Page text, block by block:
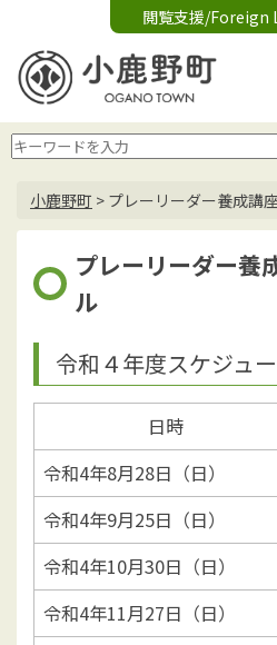
閲覧支援/Foreign
音声読み上げ
背景色変更
小鹿野町 > プレーリーダー養成講
プレーリーダー養
ル
令和４年度スケジュ
日時
令和4年8月28日（日）
令和4年9月25日（日）
令和4年10月30日（日）
令和4年11月27日（日）